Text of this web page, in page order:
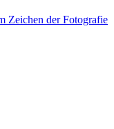
Zeichen der Fotografie